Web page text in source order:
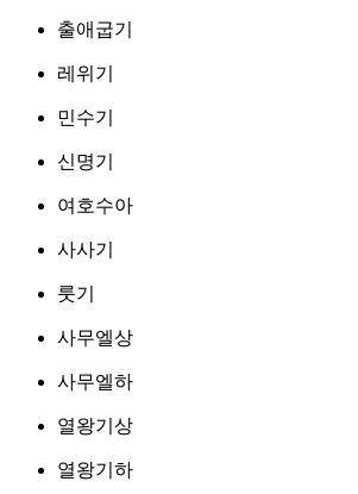
출애굽기
레위기
민수기
신명기
여호수아
사사기
룻기
사무엘상
사무엘하
열왕기상
열왕기하